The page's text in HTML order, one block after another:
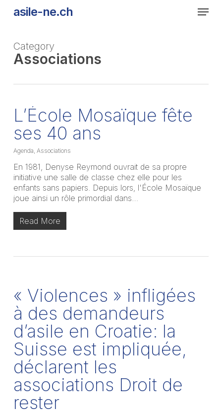
asile-ne.ch Menu
Category
Associations
L’École Mosaïque fête
ses 40 ans
Agenda, Associations
En 1981, Denyse Reymond ouvrait de sa propre
initiative une salle de classe chez elle pour les
enfants sans papiers. Depuis lors, l'École Mosaïque
joue ainsi un rôle primordial dans…
Read More
« Violences » infligées
à des demandeurs
d’asile en Croatie: la
Suisse est impliquée,
déclarent les
associations Droit de
rester